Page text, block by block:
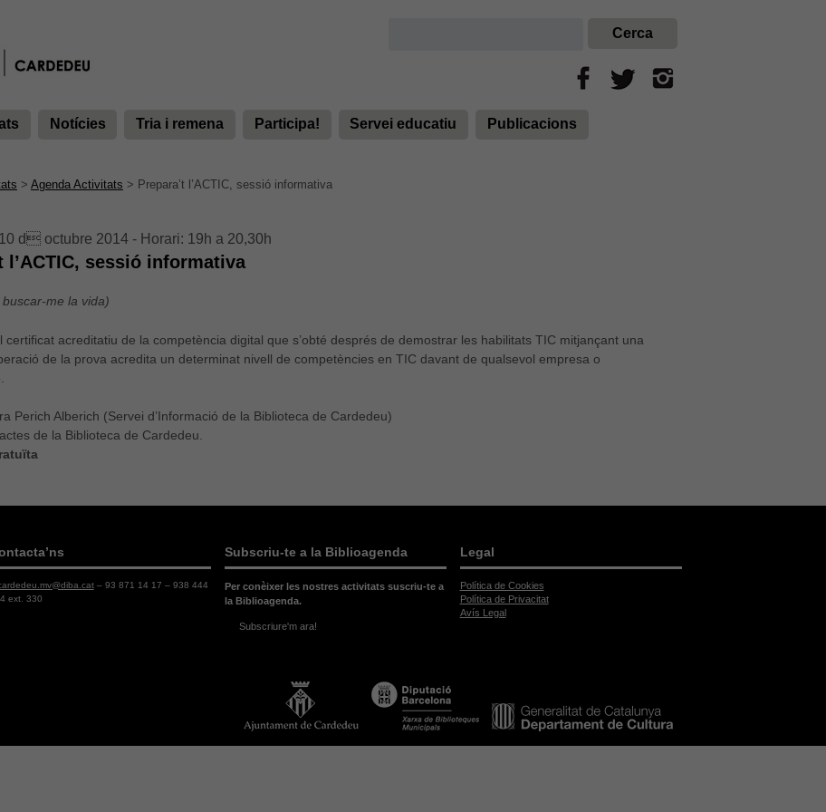
Notícies Tria i remena Participa! Servei educatiu Publicacions
> Agenda Activitats > Prepara’t l’ACTIC, sessió informativa
d octubre 2014 - Horari: 19h a 20,30h
l’ACTIC, sessió informativa
me la vida)
certificat acreditatiu de la competència digital que s’obté després de demostrar les habilitats TIC mitjançant una
de la prova acredita un determinat nivell de competències en TIC davant de qualsevol empresa o
Perich Alberich (Servei d’Informació de la Biblioteca de Cardedeu)
de la Biblioteca de Cardedeu.
– 93 871 14 17 – 938 444
ext. 330
Subscriu-te a la Biblioagenda
Per conèixer les nostres activitats suscriu-te a
la Biblioagenda.
Subscriure'm ara!
Legal
Política de Cookies
Política de Privacitat
Avís Legal